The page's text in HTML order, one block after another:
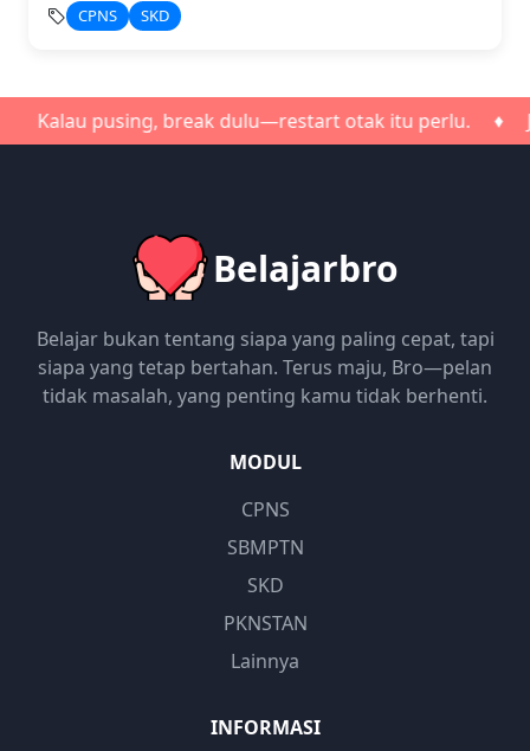
CPNS SKD
pusing, break dulu—restart otak itu perlu. ♦
Belajarbro
Belajar bukan tentang siapa yang paling cepat, tapi
siapa yang tetap bertahan. Terus maju, Bro—pelan
tidak masalah, yang penting kamu tidak berhenti.
MODUL
CPNS
SBMPTN
SKD
PKNSTAN
Lainnya
INFORMASI